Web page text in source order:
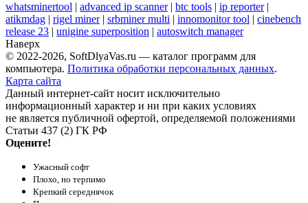
whatsminertool | advanced ip scanner| btc tools | ip reporter|
atikmdag | rigel miner| srbminer multi | innomonitor tool | cinebench
release 23 | unigine superposition | autoswitch manager
Наверх
© 2022-2026, SoftDlyaVas.ru — каталог программ для
компьютера. Политика обработки персональных данных.
Карта сайта
Данный интернет-сайт носит исключительно
информационный характер и ни при каких условиях
не является публичной офертой, определяемой положениями
Статьи 437 (2) ГК РФ
Оцените!
Ужасный софт
Плохо, но терпимо
Крепкий середнячок